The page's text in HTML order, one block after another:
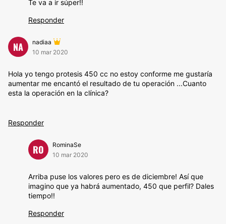
Te va a ir súper!!
Responder
NA
nadiaa
10 mar 2020
Hola yo tengo protesis 450 cc no estoy conforme me gustaría
aumentar me encantó el resultado de tu operación ...Cuanto
esta la operación en la clínica?
Responder
RO
RominaSe
10 mar 2020
Arriba puse los valores pero es de diciembre! Así que
imagino que ya habrá aumentado, 450 que perfil? Dales
tiempo!!
Responder